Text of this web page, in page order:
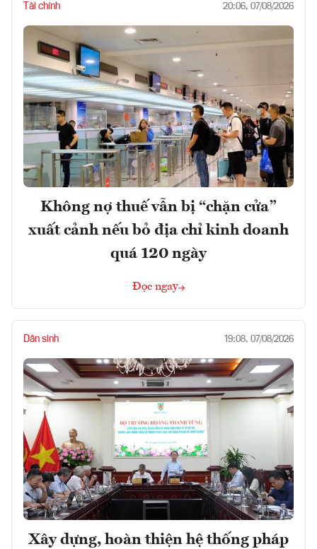
Tài chính 20:06, 07/08/2026
Không nợ thuế vẫn bị “chặn cửa”
xuất cảnh nếu bỏ địa chỉ kinh doanh
quá 120 ngày
Đọc ngay
Dân sinh 19:08, 07/08/2026
Xây dựng, hoàn thiện hệ thống pháp